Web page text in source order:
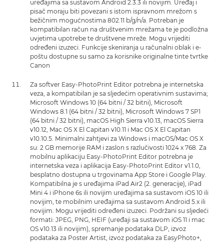
uređajima sa sustavom Android 2.3.3 ili novijim. Uređaj i
pisač moraju biti povezani s istom ispravnom mrežom s
bežičnim mogućnostima 802.11 b/g/n/a. Potreban je
kompatibilan račun na društvenim mrežama te je podložna
uvjetima upotrebe te društvene mreže. Mogu vrijediti
određeni izuzeci. Funkcije skeniranja u računalni oblak i e-
poštu dostupne su samo za korisnike originalne tinte tvrtke
Canon
Za softver Easy-PhotoPrint Editor potrebna je internetska
veza, a kompatibilan je sa sljedećim operativnim sustavima;
Microsoft Windows 10 (64 bitni / 32 bitni), Microsoft
Windows 8.1 (64 bitni / 32 bitni), Microsoft Windows 7 SP1
(64 bitni / 32 bitni), macOS High Sierra v10.13, macOS Sierra
v10.12, Mac OS X El Capitan v10.11 i Mac OS X El Capitan
v10.10.5. Minimalni zahtjevi za Windows i macOS/Mac OS X
su: 2 GB memorije RAM i zaslon s razlučivosti 1024 x 768. Za
mobilnu aplikaciju Easy-PhotoPrint Editor potrebna je
internetska veza i aplikacija Easy-PhotoPrint Editor v1.1.0,
besplatno dostupna u trgovinama App Store i Google Play.
Kompatibilna je s uređajima iPad Air2 (2. generacije), iPad
Mini 4 i iPhone 6s ili novijim uređajima sa sustavom iOS 10 ili
novijim, te mobilnim uređajima sa sustavom Android 5.x ili
novijim. Mogu vrijediti određeni izuzeci. Podržani su sljedeći
formati: JPEG, PNG, HEIF (uređaji sa sustavom iOS 11 i mac
OS v10.13 ili novijim), spremanje podataka DLP, izvoz
podataka za Poster Artist, izvoz podataka za EasyPhoto+,